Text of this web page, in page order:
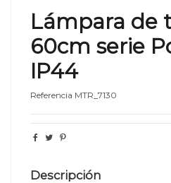
Lámpara de
60cm serie
IP44
Referencia MTR_7130
Descripción